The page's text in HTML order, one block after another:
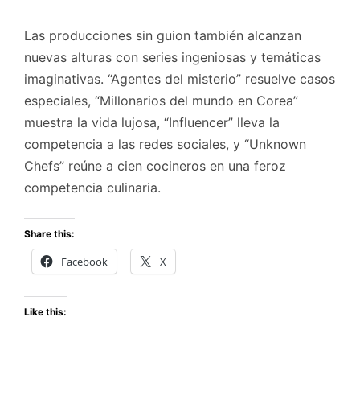
Las producciones sin guion también alcanzan
nuevas alturas con series ingeniosas y temáticas
imaginativas. “Agentes del misterio” resuelve casos
especiales, “Millonarios del mundo en Corea”
muestra la vida lujosa, “Influencer” lleva la
competencia a las redes sociales, y “Unknown
Chefs” reúne a cien cocineros en una feroz
competencia culinaria.
Share this:
Facebook X
Like this: